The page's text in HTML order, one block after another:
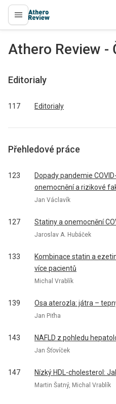
proLékaře.cz
Athero Review -
Editorialy
117 Editorialy
Přehledové práce
123
Dopady pandemie
onemocnění a rizikové
Jan Václavík
127 Statiny a onemocnění
Jaroslav A. Hubáček
133
Kombinace statin a
více pacientů
Michal Vrablík
139 Osa aterozla: játra –
Jan Piťha
143 NAFLD z pohledu
Jan Šťovíček
147 Nízký HDL-cholesterol:
Martin Šatný, Michal Vrablík